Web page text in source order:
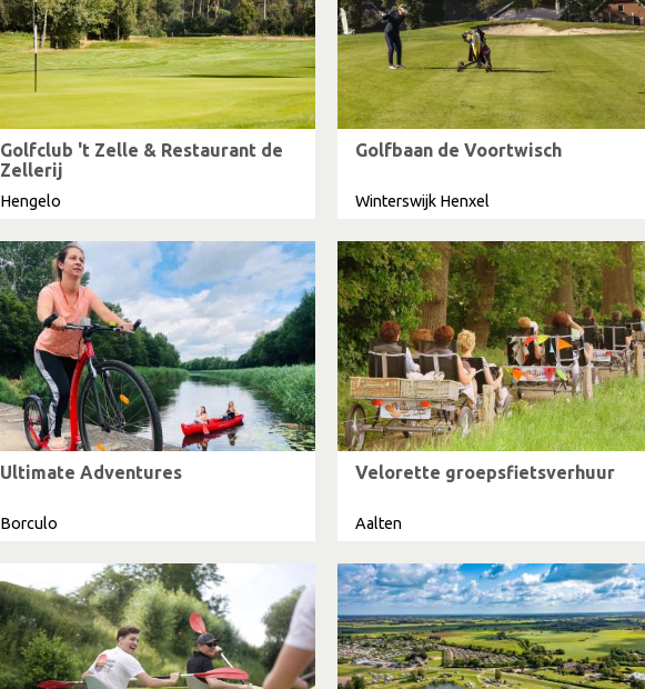
Golfclub 't Zelle & Restaurant de
Zellerij
Hengelo
Golfbaan de Voortwisch
Winterswijk Henxel
Ultimate Adventures
Borculo
Velorette groepsfietsverhuur
Aalten